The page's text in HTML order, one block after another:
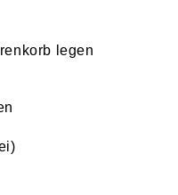
legen